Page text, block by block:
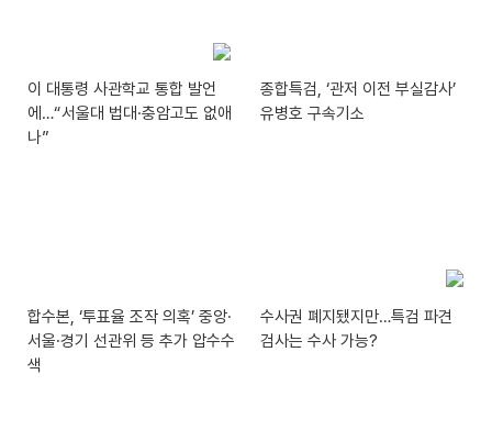
이 대통령 사관학교 통합 발언
에…“서울대 법대·충암고도 없애
나”
종합특검, ‘관저 이전 부실감사’
유병호 구속기소
합수본, ‘투표율 조작 의혹’ 중앙·
서울·경기 선관위 등 추가 압수수
색
수사권 폐지됐지만…특검 파견
검사는 수사 가능?